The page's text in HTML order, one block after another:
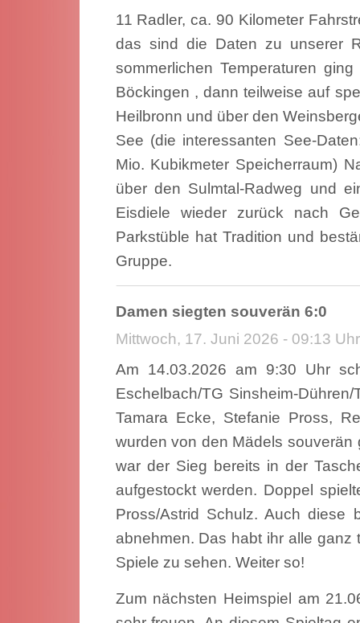
11 Radler, ca. 90 Kilometer
das sind die Daten zu unserer
sommerlichen Temperaturen
Böckingen , dann teilweise auf
Heilbronn und über den
See (die interessanten See-
Mio. Kubikmeter Speicherraum)
über den Sulmtal-Radweg und
Eisdiele wieder zurück nach
Parkstüble hat Tradition und
Gruppe.
Damen siegten souverän 6:0
Mittwoch, 17. Juni 2026 - 09:13 Uhr
Am 14.03.2026 am 9:30 Uhr
Eschelbach/TG Sinsheim-
Tamara Ecke, Stefanie Pross,
wurden von den Mädels
war der Sieg bereits in der
aufgestockt werden. Doppel
Pross/Astrid Schulz. Auch
abnehmen. Das habt ihr alle
Spiele zu sehen. Weiter so!
Zum nächsten Heimspiel am